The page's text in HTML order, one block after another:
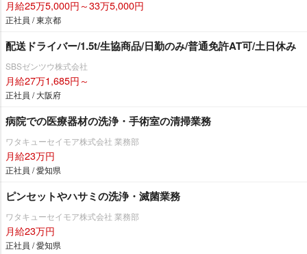
月給25万5,000円～33万5,000円
正社員 / 東京都
配送ドライバー/1.5t/生協商品/日勤のみ/普通免許AT可/土日休み
SBSゼンツウ株式会社
月給27万1,685円～
正社員 / 大阪府
病院での医療器材の洗浄・手術室の清掃業務
ワタキューセイモア株式会社 業務部
月給23万円
正社員 / 愛知県
ピンセットやハサミの洗浄・滅菌業務
ワタキューセイモア株式会社 業務部
月給23万円
正社員 / 愛知県